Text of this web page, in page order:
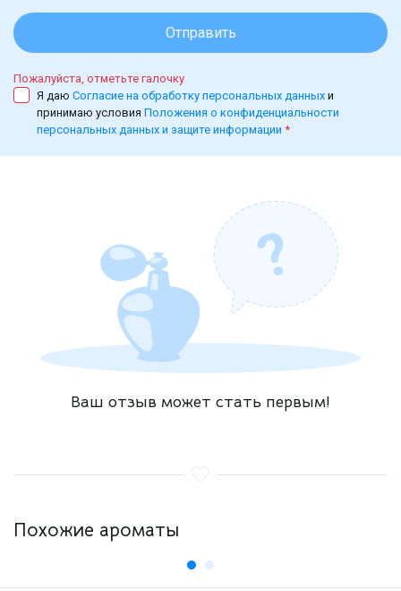
Отправить
Пожалуйста, отметьте галочку
Я даю Согласие на обработку персональных данных и
принимаю условия Положения о конфиденциальности
персональных данных и защите информации *
Ваш отзыв может стать первым!
Похожие ароматы